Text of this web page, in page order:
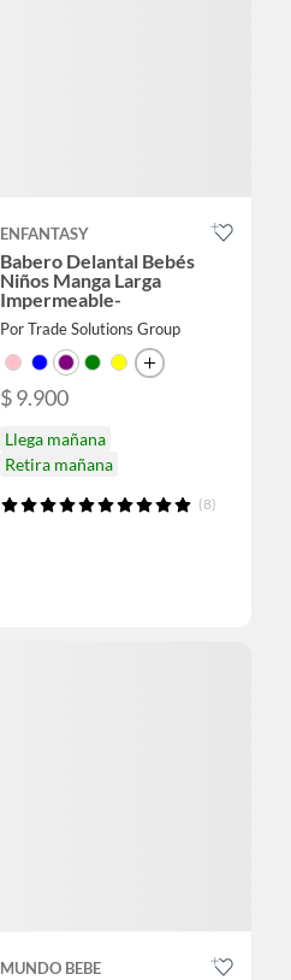
ENFANTASY
Babero Delantal Bebés
Niños Manga Larga
Impermeable-
Por Trade Solutions Group
$ 9.900
Llega mañana
Retira mañana
(8)
MUNDO BEBE